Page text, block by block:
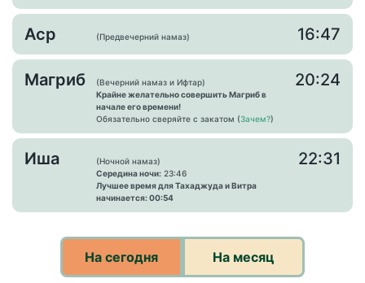
Аср (Предвечерний намаз) 16:47
Магриб
(Вечерний намаз и Ифтар)
Крайне желательно совершить Магриб в
начале его времени!
Обязательно сверяйте с закатом (Зачем?)
20:24
Иша
(Ночной намаз)
Середина ночи: 23:46
Лучшее время для Тахаджуда и Витра
начинается: 00:54
22:31
На сегодня На месяц